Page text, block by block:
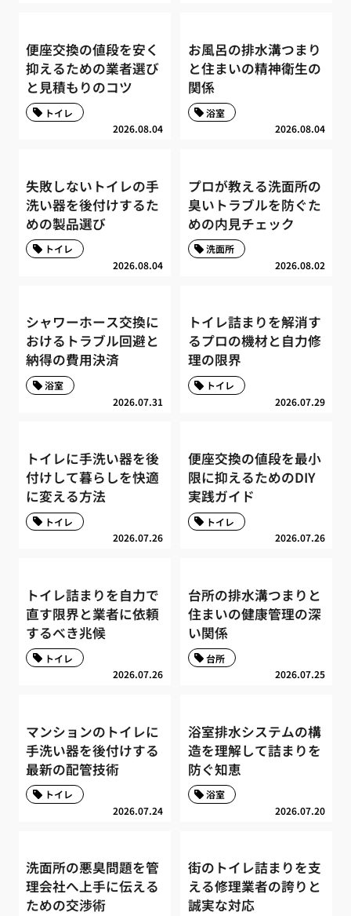
便座交換の値段を安く
抑えるための業者選び
と見積もりのコツ
2026.08.04
トイレ
お風呂の排水溝つまり
と住まいの精神衛生の
関係
2026.08.04
浴室
失敗しないトイレの手
洗い器を後付けするた
めの製品選び
2026.08.04
トイレ
プロが教える洗面所の
臭いトラブルを防ぐた
めの内見チェック
2026.08.02
洗面所
シャワーホース交換に
おけるトラブル回避と
納得の費用決済
2026.07.31
浴室
トイレ詰まりを解消す
るプロの機材と自力修
理の限界
2026.07.29
トイレ
トイレに手洗い器を後
付けして暮らしを快適
に変える方法
2026.07.26
トイレ
便座交換の値段を最小
限に抑えるためのDIY
実践ガイド
2026.07.26
トイレ
トイレ詰まりを自力で
直す限界と業者に依頼
するべき兆候
2026.07.26
トイレ
台所の排水溝つまりと
住まいの健康管理の深
い関係
2026.07.25
台所
マンションのトイレに
手洗い器を後付けする
最新の配管技術
2026.07.24
トイレ
浴室排水システムの構
造を理解して詰まりを
防ぐ知恵
2026.07.20
浴室
洗面所の悪臭問題を管
理会社へ上手に伝える
ための交渉術
街のトイレ詰まりを支
える修理業者の誇りと
誠実な対応